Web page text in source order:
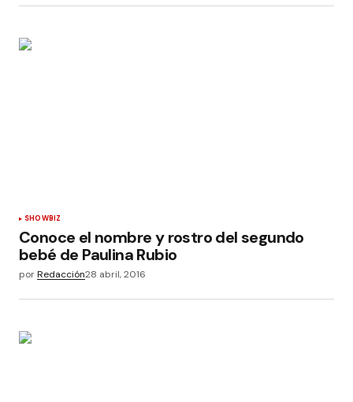
SHOWBIZ
Conoce el nombre y rostro del segundo
bebé de Paulina Rubio
porRedacción28 abril, 2016